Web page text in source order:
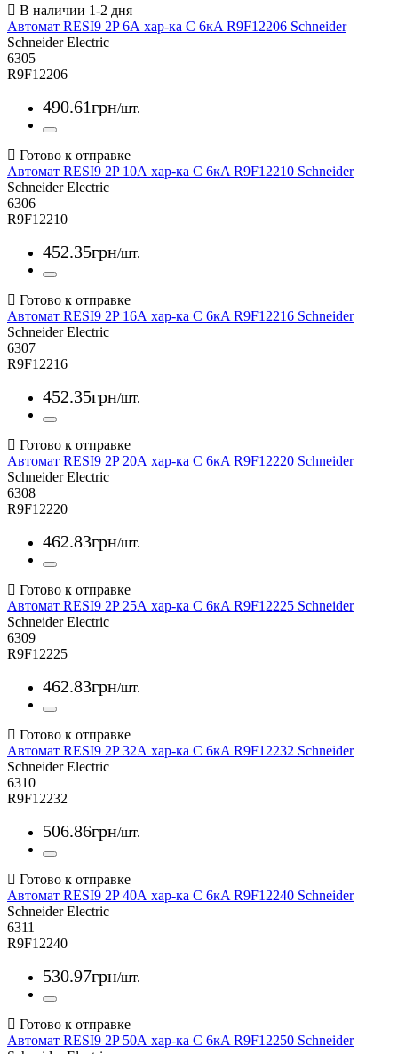
Автомат RESI9 2P 6А хар-ка С 6кA R9F12206 Schneider
Schneider Electric
6305
R9F12206
490.61грн/шт.
Автомат RESI9 2P 10А хар-ка С 6кA R9F12210 Schneider
Schneider Electric
6306
R9F12210
452.35грн/шт.
Автомат RESI9 2P 16А хар-ка С 6кA R9F12216 Schneider
Schneider Electric
6307
R9F12216
452.35грн/шт.
Автомат RESI9 2P 20А хар-ка С 6кA R9F12220 Schneider
Schneider Electric
6308
R9F12220
462.83грн/шт.
Автомат RESI9 2P 25А хар-ка С 6кA R9F12225 Schneider
Schneider Electric
6309
R9F12225
462.83грн/шт.
Автомат RESI9 2P 32А хар-ка С 6кA R9F12232 Schneider
Schneider Electric
6310
R9F12232
506.86грн/шт.
Автомат RESI9 2P 40А хар-ка С 6кA R9F12240 Schneider
Schneider Electric
6311
R9F12240
530.97грн/шт.
Автомат RESI9 2P 50А хар-ка С 6кA R9F12250 Schneider